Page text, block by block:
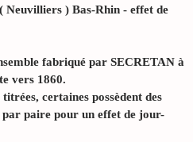
Neuvilliers ) Bas-Rhin - effet de
fabriqué par SECRETAN à
vers 1860.
certaines possèdent des
paire pour un effet de jour-